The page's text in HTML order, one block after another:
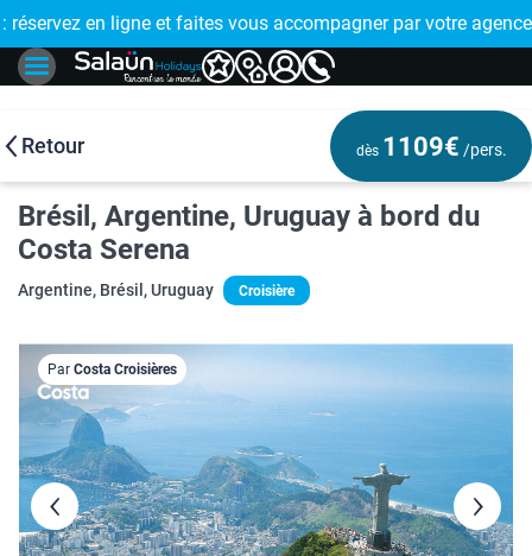
!
: réservez en ligne et faites vous accompagner par votre
🤩
Retour dès 1109€ /pers.
Brésil, Argentine, Uruguay à bord du
Costa Serena
Argentine, Brésil, Uruguay Croisière
Par Costa Croisières